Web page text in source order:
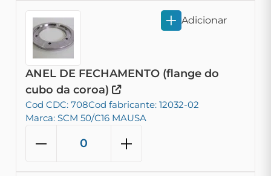
ANEL DE FECHAMENTO (flange do
cubo da coroa)
Cod CDC: 708Cod fabricante: 12032-02
Marca: SCM 50/C16 MAUSA
Adicionar